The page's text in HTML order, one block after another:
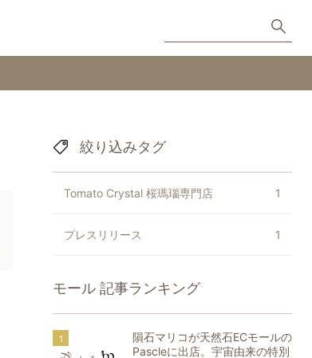
絞り込みタグ
Tomato Crystal 桜瑪瑙専門店 1
プレスリリース 1
モール 記事ランキング
隕石マリコが天然石ECモールの
Pascleに出店。宇宙由来の特別